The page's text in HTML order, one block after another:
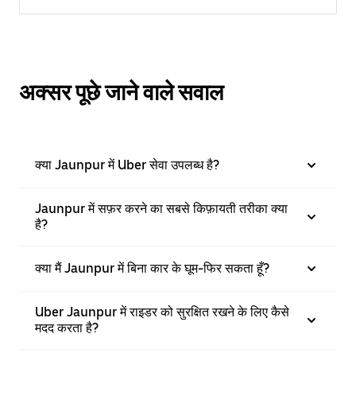
अक्सर पूछे जाने वाले सवाल
क्या Jaunpur में Uber सेवा उपलब्ध है?
Jaunpur में सफ़र करने का सबसे किफ़ायती तरीका क्या
है?
क्या मैं Jaunpur में बिना कार के घूम-फिर सकता हूँ?
Uber Jaunpur में राइडर को सुरक्षित रखने के लिए कैसे
मदद करता है?